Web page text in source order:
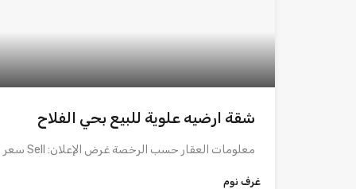
شقة ارضيه علوية للبيع بحي الفلاح
معلومات العقار حسب الرخصة غرض الإعلان: Sell سعر الوحدة: 550000…
غرف نوم